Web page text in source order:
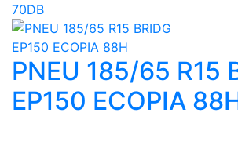
70DB
PNEU 185/65 R15
EP150 ECOPIA